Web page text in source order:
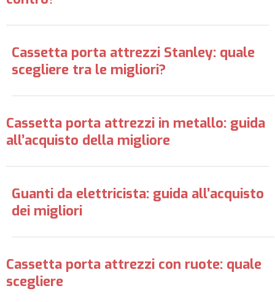
Cassetta porta attrezzi Stanley: quale
scegliere tra le migliori?
Cassetta porta attrezzi in metallo: guida
all’acquisto della migliore
Guanti da elettricista: guida all’acquisto
dei migliori
Cassetta porta attrezzi con ruote: quale
scegliere